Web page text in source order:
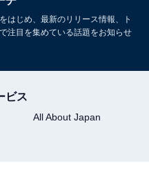
や芸能人に関するコラムなど
」を立ち上げる。
はじめ、最新のリリース情報、ト
注目を集めている話題をお知らせ
ビス
All About Japan